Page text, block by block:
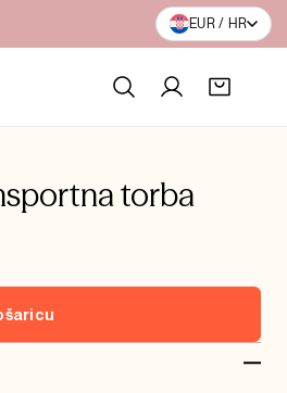
BESPLATNA DOSTAVA
EUR / HR
torba